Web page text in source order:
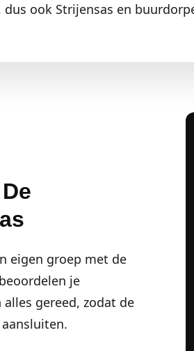
ook Strijensas en
eigen groep met de
je
gereed, zodat de